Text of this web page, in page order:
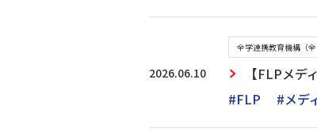
2026.06.10
全学連携教育機構（全
【FLPメ
#FLP
#メデ